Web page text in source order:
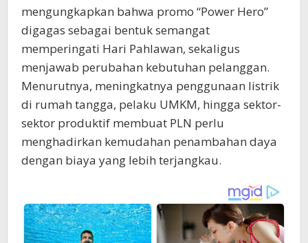
mengungkapkan bahwa promo “Power Hero”
digagas sebagai bentuk semangat
memperingati Hari Pahlawan, sekaligus
menjawab perubahan kebutuhan pelanggan.
Menurutnya, meningkatnya penggunaan listrik
di rumah tangga, pelaku UMKM, hingga sektor-
sektor produktif membuat PLN perlu
menghadirkan kemudahan penambahan daya
dengan biaya yang lebih terjangkau.